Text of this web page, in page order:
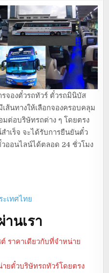
รจองตั๋วรถทัวร์ ตั๋วรถมินิบัส
ส้นทางให้เลือกจองครอบคลุม
มต่อบริษัทรถต่าง ๆ โดยตรง
ำเร็จ จะได้รับการยืนยันตั๋ว
ออนไลน์ได้ตลอด 24 ชั่วโมง
เทศไทย
นเรา
ราคาเดียวกับที่จำหน่าย
ยตั๋วบริษัทรถทัวร์โดยตรง